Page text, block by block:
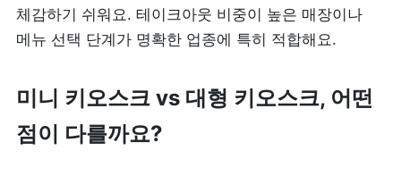
체감하기 쉬워요. 테이크아웃 비중이 높은 매장이나
메뉴 선택 단계가 명확한 업종에 특히 적합해요.
미니 키오스크 vs 대형 키오스크, 어떤
점이 다를까요?